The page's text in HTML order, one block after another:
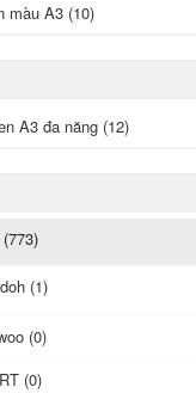
màu A3 (10)
A3 đa năng (12)
(1)
(0)
(0)